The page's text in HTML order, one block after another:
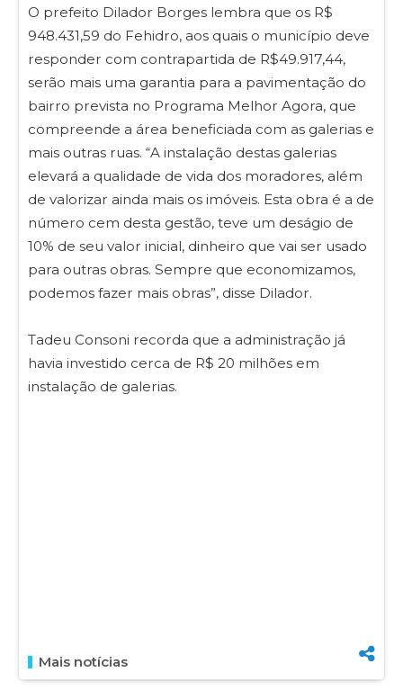
O prefeito Dilador Borges lembra que os R$
948.431,59 do Fehidro, aos quais o município deve
responder com contrapartida de R$49.917,44,
serão mais uma garantia para a pavimentação do
bairro prevista no Programa Melhor Agora, que
compreende a área beneficiada com as galerias e
mais outras ruas. “A instalação destas galerias
elevará a qualidade de vida dos moradores, além
de valorizar ainda mais os imóveis. Esta obra é a de
número cem desta gestão, teve um deságio de
10% de seu valor inicial, dinheiro que vai ser usado
para outras obras. Sempre que economizamos,
podemos fazer mais obras”, disse Dilador.
Tadeu Consoni recorda que a administração já
havia investido cerca de R$ 20 milhões em
instalação de galerias.
Mais notícias